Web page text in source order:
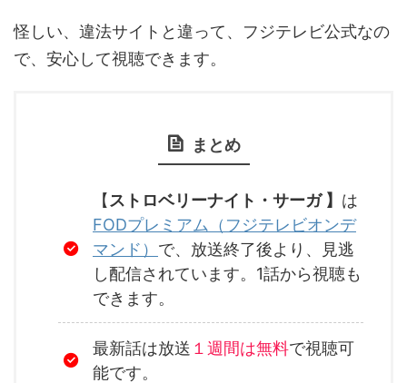
怪しい、違法サイトと違って、フジテレビ公式なの
で、安心して視聴できます。
まとめ
【ストロベリーナイト・サーガ 】 は
FODプレミアム（フジテレビオンデ
マンド） で、放送終了後より、見逃
し配信されています。1話から視聴も
できます。
最新話は放送 １週間は無料で視聴可
能です。